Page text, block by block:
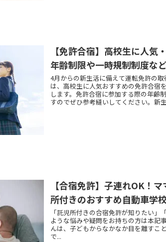
【免許合宿】高校生に人気
年齢制限や一時規制制度な
4月からの新生活に備えて運転免許の
は、高校生に人気おすすめの免許合宿
します。免許合宿に参加する際の年齢
すのでぜひ参考縫いしてください。新
【合宿免許】子連れOK！
所付きのおすすめ自動車学
「託児所付きの合宿免許が知りたい」「
ような悩みや疑問をお持ちの方は本記事を参考に
んは、子どもからなかなか目を離すこ
で...